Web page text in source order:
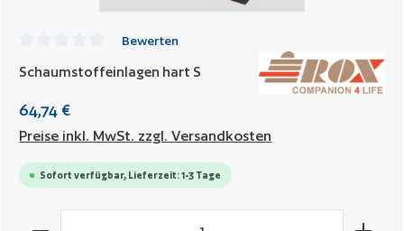
Durchschnittliche Bewertung von 0 von 5 Sternen
Bewerten
Schaumstoffeinlagen hart S
64,74 €
Preise inkl. MwSt. zzgl. Versandkosten
Sofort verfügbar, Lieferzeit: 1-3 Tage
Produkt Anzahl: Gib den gewünschten Wert ein oder